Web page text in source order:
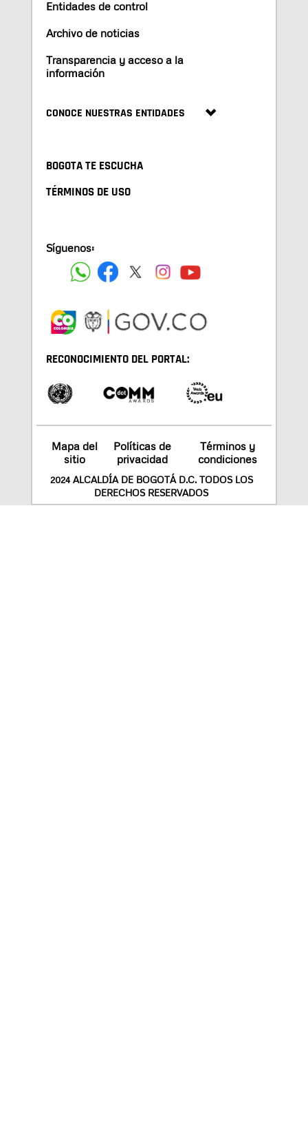
Entidades de control
Archivo de noticias
Transparencia y acceso a la
información
CONOCE NUESTRAS ENTIDADES
BOGOTA TE ESCUCHA
TÉRMINOS DE USO
Síguenos:
RECONOCIMIENTO DEL PORTAL:
Mapa del
sitio
Políticas de
privacidad
Términos y
condiciones
2024 ALCALDÍA DE BOGOTÁ D.C. TODOS LOS
DERECHOS RESERVADOS